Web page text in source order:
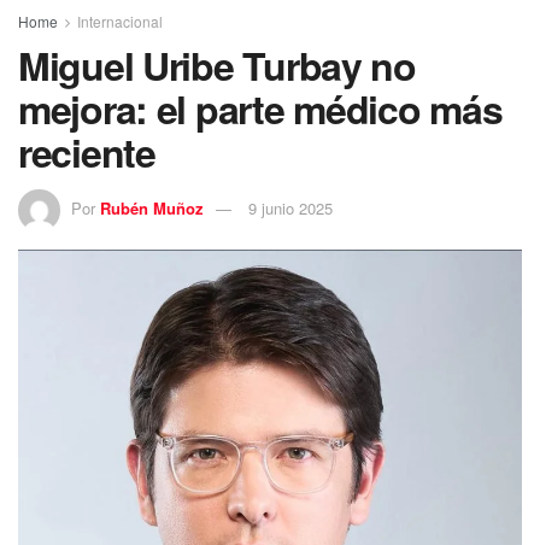
Home Internacional
Miguel Uribe Turbay no
mejora: el parte médico más
reciente
Por Rubén Muñoz 9 junio 2025